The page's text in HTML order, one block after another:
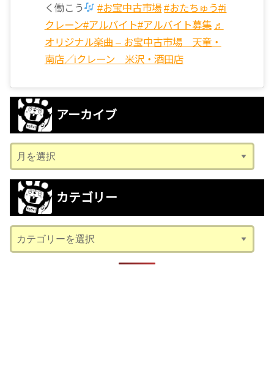
く働こう
#お宝中古市場 #おたちゅう#i
クレーン#アルバイト#アルバイト募集 ♬
オリジナル楽曲 – お宝中古市場 天童・
南店／iクレーン 米沢・酒田店
アーカイブ
ー
カ
ブ
カテゴリー
テ